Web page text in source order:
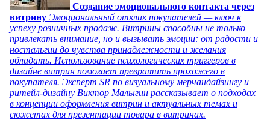
Создание эмоционального контакта через
витрину Эмоциональный отклик покупателей — ключ к
успеху розничных продаж. Витрины способны не только
привлекать внимание, но и вызывать эмоции: от радости и
ностальгии до чувства принадлежности и желания
обладать. Использование психологических триггеров в
дизайне витрин помогает превратить прохожего в
покупателя. Эксперт SR по визуальному мерчандайзингу и
ритейл-дизайну Виктор Малыгин рассказывает о подходах
в концепции оформления витрин и актуальных темах и
сюжетах для презентации товара в витринах.